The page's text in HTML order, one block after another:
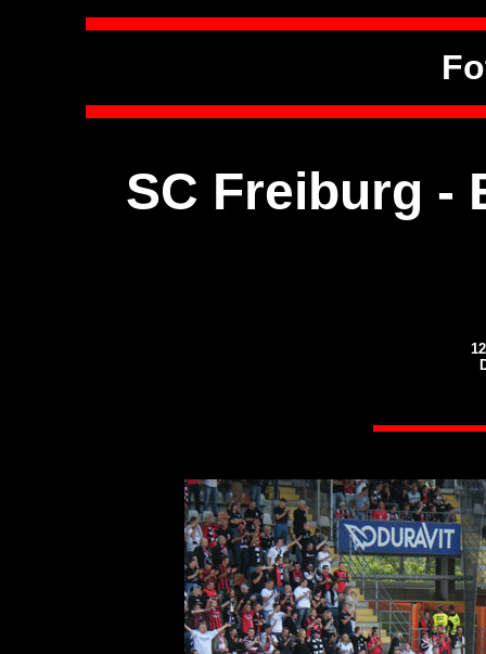
SC Freiburg -